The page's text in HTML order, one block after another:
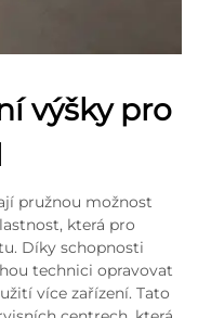
výšky pro
pružnou možnost
která pro
Díky schopnosti
technici opravovat
více zařízení. Tato